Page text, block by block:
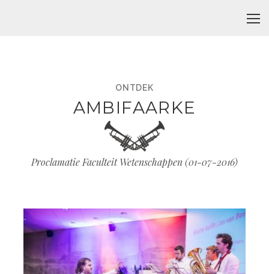
ONTDEK
AMBIFAARKE
Proclamatie Faculteit Wetenschappen (01-07-2016)